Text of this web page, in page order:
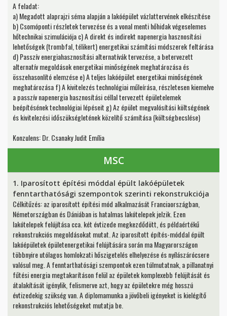
A feladat:
a) Megadott alaprajzi séma alapján a lakóépület vázlattervének elkészítése
b) Csomóponti részletek tervezése és a vonal menti hőhidak végeselemes
hőtechnikai szimulációja c) A direkt és indirekt napenergia hasznosítási
lehetőségek (trombfal, télikert) energetikai számítási módszerek feltárása
d) Passzív energiahasznosítási alternatívák tervezése, a betervezett
alternatív megoldások energetikai minőségének meghatározása és
összehasonlító elemzése e) A teljes lakóépület energetikai minőségének
meghatározása f) A kivitelezés technológiai műleírása, részletesen kiemelve
a passzív napenergia hasznosítási céllal tervezett épületelemek
beépítésének technológiai lépéseit g) Az épület megvalósítási költségének
és kivitelezési időszükségletének közelítő számítása (költségbecslése)
Konzulens: Dr. Csanaky Judit Emília
MSC
1. Iparosított építési móddal épült lakóépületek
fenntarthatósági szempontok szerinti rekonstrukciója
Célkitűzés: az iparosított építési mód alkalmazását Franciaországban,
Németországban és Dániában is hatalmas lakótelepek jelzik. Ezen
lakótelepek felújítása cca. két évtizede megkezdődött, és példaértékű
rekonstrukciós megoldásokat mutat. Az iparosított építés-móddal épült
lakóépületek épületenergetikai felújítására során ma Magyarországon
többnyire utólagos homlokzati hőszigetelés elhelyezése és nyílászárócsere
valósul meg. A fenntarthatósági szempontok ezen túlmutatnak, a pillanatnyi
fűtési energia megtakarításon felül az épületek komplexebb felújítását és
átalakítását igénylik, felismerve azt, hogy az épületekre még hosszú
évtizedekig szükség van. A diplomamunka a jövőbeli igényeket is kielégítő
rekonstrukciós lehetőségeket mutatja be.